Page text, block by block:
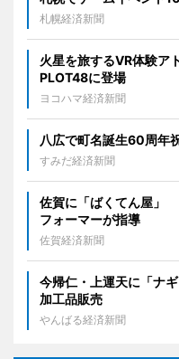
札幌経済新聞
火星を旅するVR体験
PLOT48に登場
ヨコハマ経済新聞
八広で町名誕生60周
すみだ経済新聞
佐賀に「ばくてん屋」
フォーマーが指導
佐賀経済新聞
今帰仁・上運天に「ナ
加工品販売
やんばる経済新聞